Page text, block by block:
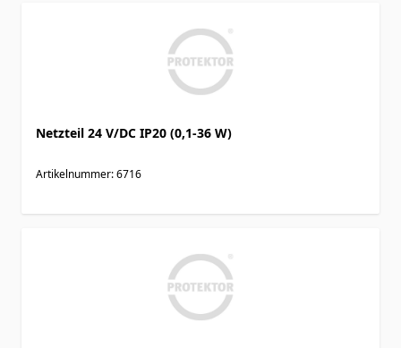
Netzteil 24 V/DC IP20 (0,1-36 W)
Artikelnummer: 6716